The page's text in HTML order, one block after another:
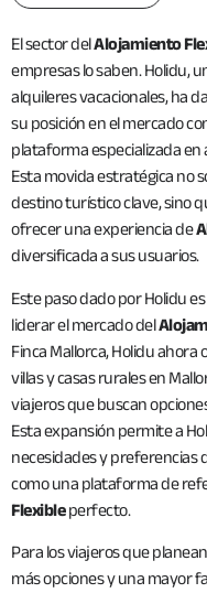
El sector delAlojamiento
empresas lo saben. Holidu,
alquileres vacacionales, ha
su posición en el mercado
plataforma especializada en
Esta movida estratégica no
destino turístico clave, sino
ofrecer una experiencia de
diversificada a sus usuarios.
Este paso dado por Holidu
liderar el mercado del
Finca Mallorca, Holidu ahora
villas y casas rurales en
viajeros que buscan
Esta expansión permite a
necesidades y preferencias
como una plataforma de
Flexibleperfecto.
Para los viajeros que
más opciones y una mayor